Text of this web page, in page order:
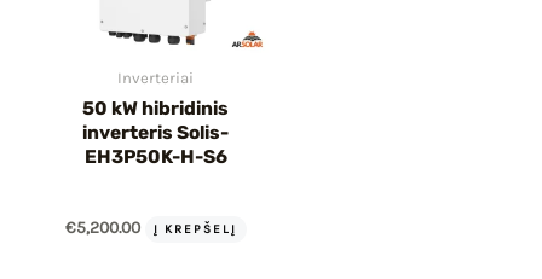
Inverteriai
50 kW hibridinis
inverteris Solis-
EH3P50K-H-S6
€5,200.00 Į KREPŠELĮ